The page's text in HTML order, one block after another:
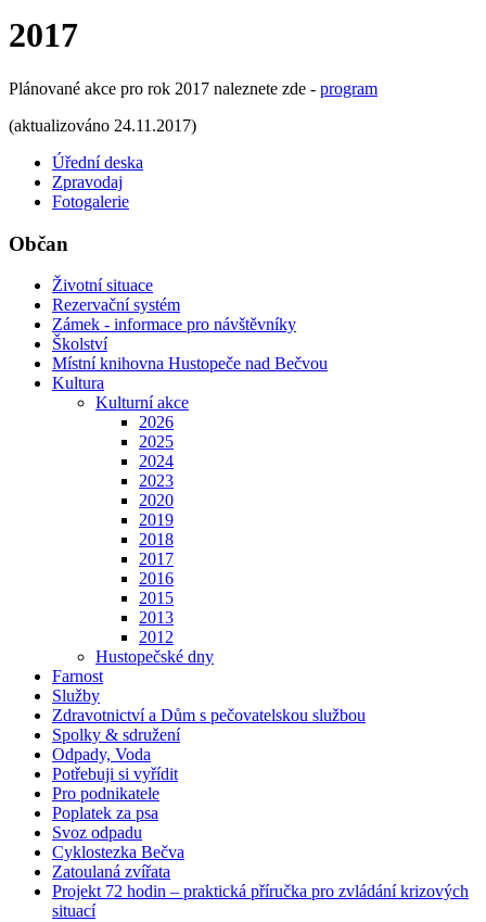
2017
Plánované akce pro rok 2017 naleznete zde - program
(aktualizováno 24.11.2017)
Úřední deska
Zpravodaj
Fotogalerie
Občan
Životní situace
Rezervační systém
Zámek - informace pro návštěvníky
Školství
Místní knihovna Hustopeče nad Bečvou
Kultura
Kulturní akce
2026
2025
2024
2023
2020
2019
2018
2017
2016
2015
2013
2012
Hustopečské dny
Farnost
Služby
Zdravotnictví a Dům s pečovatelskou službou
Spolky & sdružení
Odpady, Voda
Potřebuji si vyřídit
Pro podnikatele
Poplatek za psa
Svoz odpadu
Cyklostezka Bečva
Zatoulaná zvířata
Projekt 72 hodin – praktická příručka pro zvládání krizových
situací